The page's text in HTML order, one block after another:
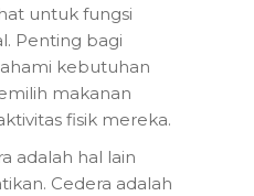
untuk fungsi
Penting bagi
kebutuhan
makanan
fisik mereka.
adalah hal lain
Cedera adalah